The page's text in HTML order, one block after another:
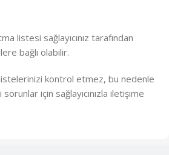
listesi sağlayıcınız tarafından
bağlı olabilir.
kontrol etmez, bu nedenle
için sağlayıcınızla iletişime